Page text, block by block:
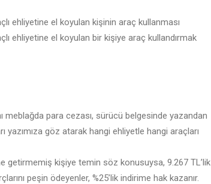
ehliyetine el koyulan kişinin araç kullanması
ehliyetine el koyulan bir kişiye araç kullandırmak
meblağda para cezası, sürücü belgesinde yazandan
yazımıza göz atarak hangi ehliyetle hangi araçları
getirmemiş kişiye temin söz konusuysa, 9.267 TL’lik
peşin ödeyenler, %25’lik indirime hak kazanır.